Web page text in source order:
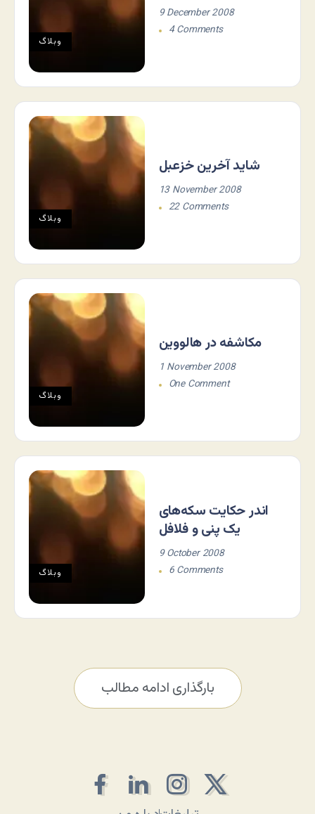
وبلاگ
9 December 2008
4 Comments
وبلاگ
شاید آخرین خزعبل
13 November 2008
22 Comments
وبلاگ
مکاشفه در هالووین
1 November 2008
One Comment
وبلاگ
اندر حکایت سکه‌های
یک پنی و فلافل
9 October 2008
6 Comments
بارگذاری ادامه مطالب